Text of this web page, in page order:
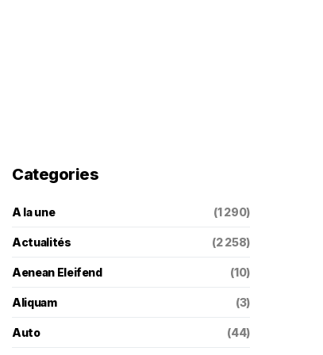
Categories
A la une (1 290)
Actualités (2 258)
Aenean Eleifend (10)
Aliquam (3)
Auto (44)